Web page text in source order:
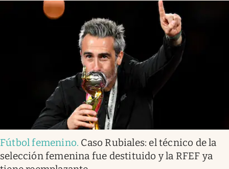
Fútbol femenino. Caso Rubiales: el técnico de la
selección femenina fue destituido y la RFEF ya